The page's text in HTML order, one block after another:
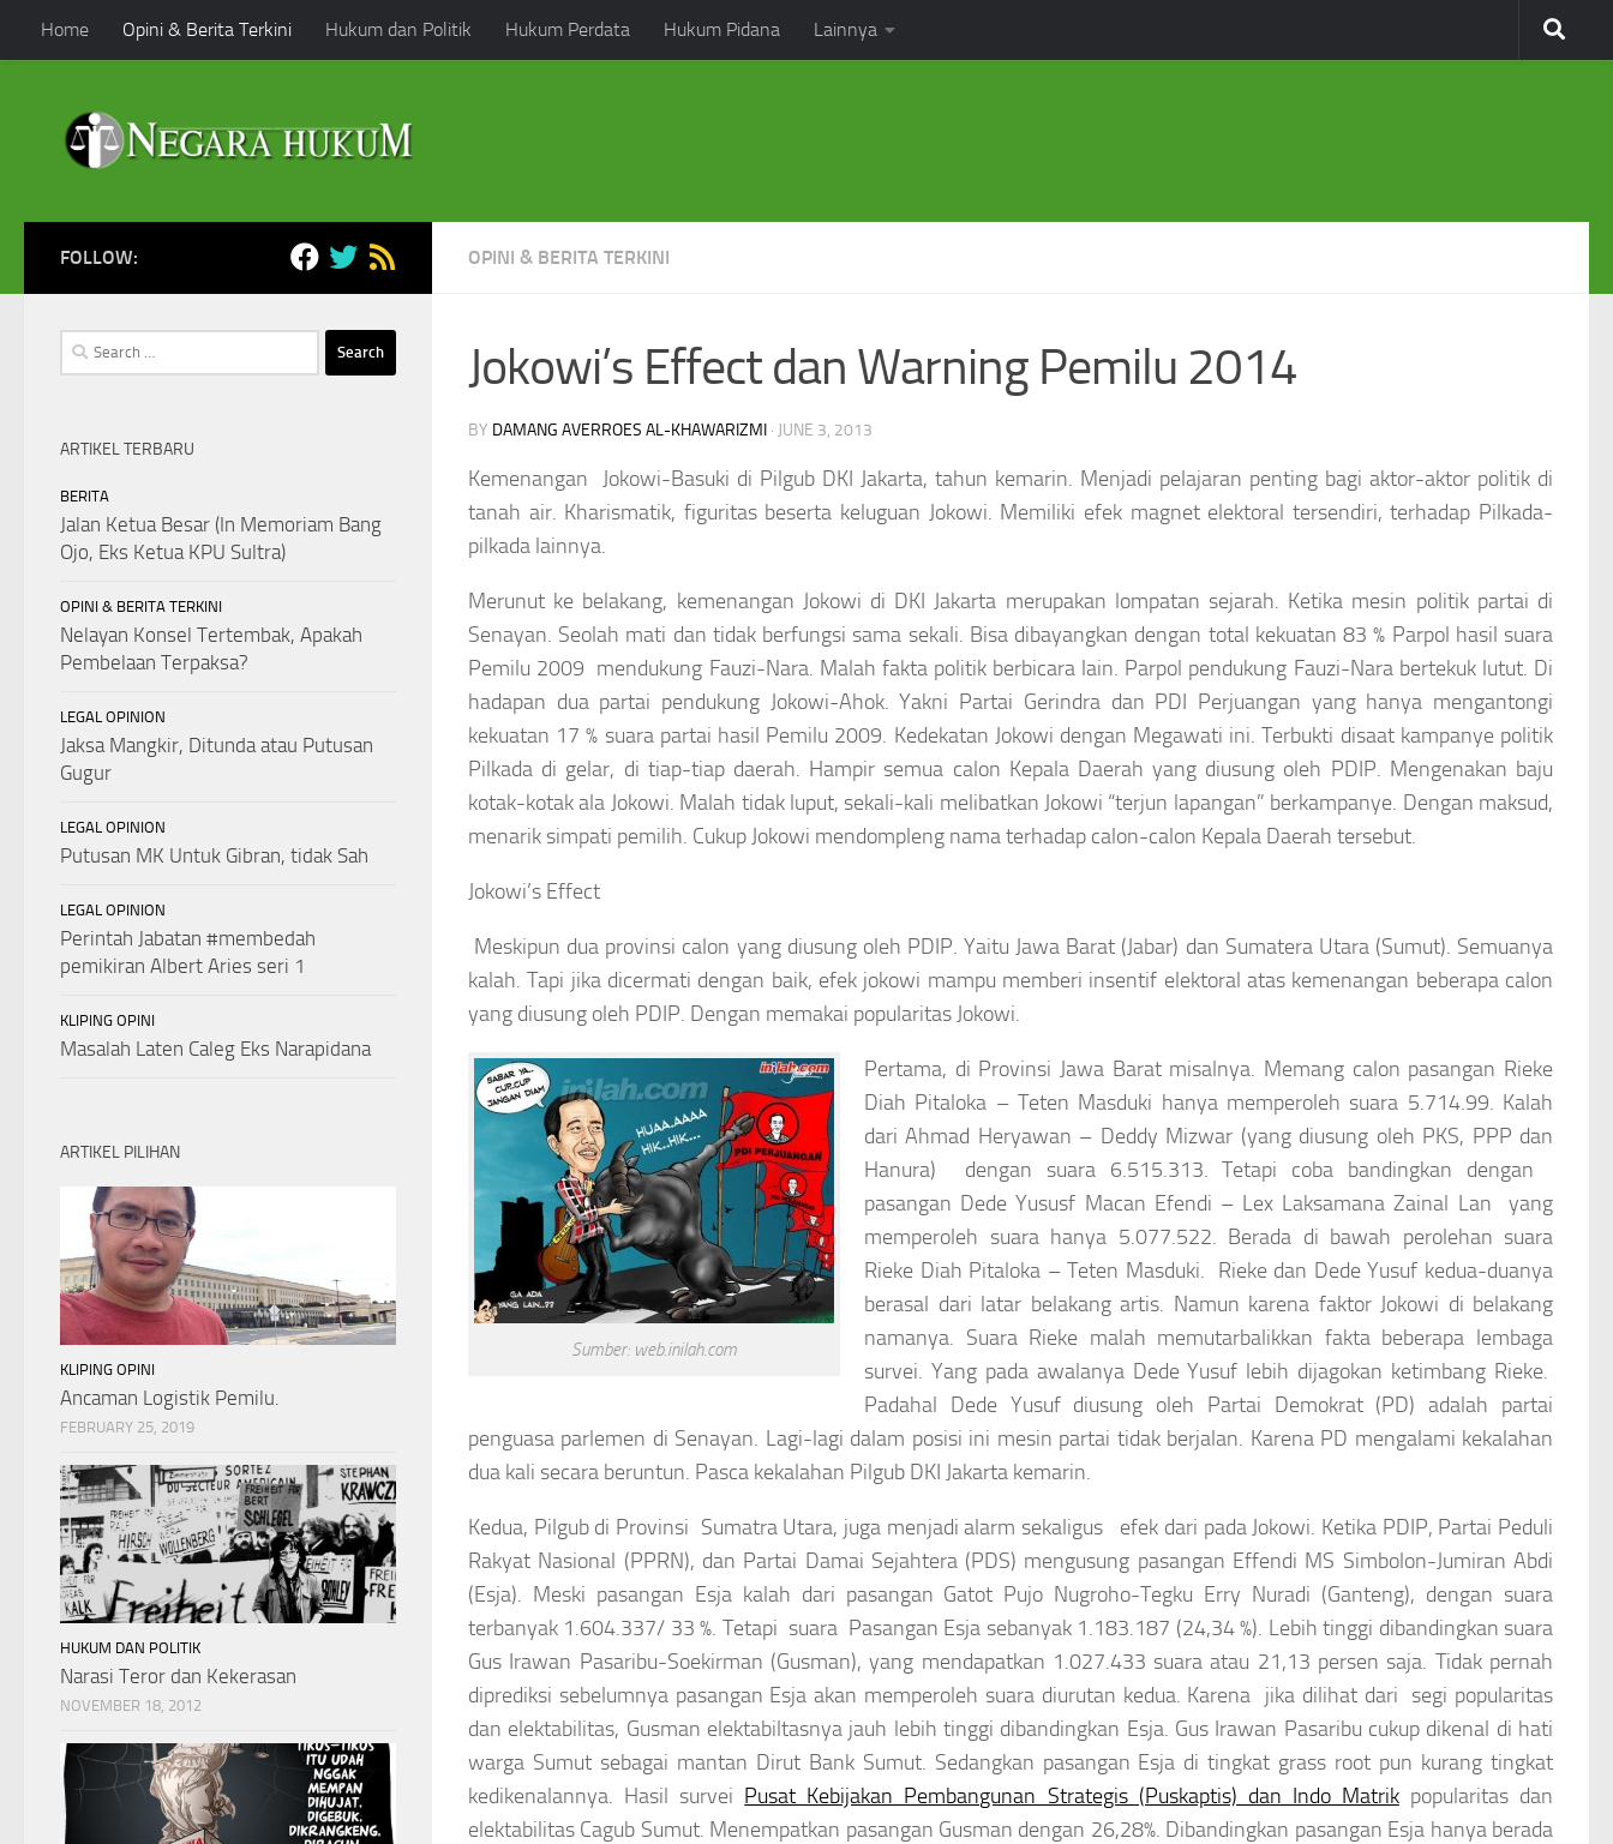
Skip to content
Home Opini & Berita Terkini Hukum dan Politik Hukum Perdata Hukum Pidana Lainnya
OPINI & BERITA TERKINI
Jokowi’s Effect dan Warning Pemilu 2014
BY DAMANG AVERROES AL-KHAWARIZMI · JUNE 3, 2013
Kemenangan Jokowi-Basuki di Pilgub DKI Jakarta, tahun kemarin. Menjadi pelajaran penting bagi aktor-aktor politik di
tanah air. Kharismatik, figuritas beserta keluguan Jokowi. Memiliki efek magnet elektoral tersendiri, terhadap Pilkada-
pilkada lainnya.
Merunut ke belakang, kemenangan Jokowi di DKI Jakarta merupakan lompatan sejarah. Ketika mesin politik partai di
Senayan. Seolah mati dan tidak berfungsi sama sekali. Bisa dibayangkan dengan total kekuatan 83 % Parpol hasil suara
Pemilu 2009 mendukung Fauzi-Nara. Malah fakta politik berbicara lain. Parpol pendukung Fauzi-Nara bertekuk lutut. Di
hadapan dua partai pendukung Jokowi-Ahok. Yakni Partai Gerindra dan PDI Perjuangan yang hanya mengantongi
kekuatan 17 % suara partai hasil Pemilu 2009. Kedekatan Jokowi dengan Megawati ini. Terbukti disaat kampanye politik
Pilkada di gelar, di tiap-tiap daerah. Hampir semua calon Kepala Daerah yang diusung oleh PDIP. Mengenakan baju
kotak-kotak ala Jokowi. Malah tidak luput, sekali-kali melibatkan Jokowi “terjun lapangan” berkampanye. Dengan maksud,
menarik simpati pemilih. Cukup Jokowi mendompleng nama terhadap calon-calon Kepala Daerah tersebut.
Jokowi’s Effect
Meskipun dua provinsi calon yang diusung oleh PDIP. Yaitu Jawa Barat (Jabar) dan Sumatera Utara (Sumut). Semuanya
kalah. Tapi jika dicermati dengan baik, efek jokowi mampu memberi insentif elektoral atas kemenangan beberapa calon
yang diusung oleh PDIP. Dengan memakai popularitas Jokowi.
Sumber: web.inilah.com
Pertama, di Provinsi Jawa Barat misalnya. Memang calon pasangan Rieke
Diah Pitaloka – Teten Masduki hanya memperoleh suara 5.714.99. Kalah
dari Ahmad Heryawan – Deddy Mizwar (yang diusung oleh PKS, PPP dan
Hanura) dengan suara 6.515.313. Tetapi coba bandingkan dengan
pasangan Dede Yususf Macan Efendi – Lex Laksamana Zainal Lan yang
memperoleh suara hanya 5.077.522. Berada di bawah perolehan suara
Rieke Diah Pitaloka – Teten Masduki. Rieke dan Dede Yusuf kedua-duanya
berasal dari latar belakang artis. Namun karena faktor Jokowi di belakang
namanya. Suara Rieke malah memutarbalikkan fakta beberapa lembaga
survei. Yang pada awalanya Dede Yusuf lebih dijagokan ketimbang Rieke.
Padahal Dede Yusuf diusung oleh Partai Demokrat (PD) adalah partai
penguasa parlemen di Senayan. Lagi-lagi dalam posisi ini mesin partai tidak berjalan. Karena PD mengalami kekalahan
dua kali secara beruntun. Pasca kekalahan Pilgub DKI Jakarta kemarin.
Kedua, Pilgub di Provinsi Sumatra Utara, juga menjadi alarm sekaligus efek dari pada Jokowi. Ketika PDIP, Partai Peduli
Rakyat Nasional (PPRN), dan Partai Damai Sejahtera (PDS) mengusung pasangan Effendi MS Simbolon-Jumiran Abdi
(Esja). Meski pasangan Esja kalah dari pasangan Gatot Pujo Nugroho-Tegku Erry Nuradi (Ganteng), dengan suara
terbanyak 1.604.337/ 33 %. Tetapi suara Pasangan Esja sebanyak 1.183.187 (24,34 %). Lebih tinggi dibandingkan suara
Gus Irawan Pasaribu-Soekirman (Gusman), yang mendapatkan 1.027.433 suara atau 21,13 persen saja. Tidak pernah
diprediksi sebelumnya pasangan Esja akan memperoleh suara diurutan kedua. Karena jika dilihat dari segi popularitas
dan elektabilitas, Gusman elektabiltasnya jauh lebih tinggi dibandingkan Esja. Gus Irawan Pasaribu cukup dikenal di hati
warga Sumut sebagai mantan Dirut Bank Sumut. Sedangkan pasangan Esja di tingkat grass root pun kurang tingkat
kedikenalannya. Hasil survei Pusat Kebijakan Pembangunan Strategis (Puskaptis) dan Indo Matrikpopularitas dan
elektabilitas Cagub Sumut. Menempatkan pasangan Gusman dengan 26,28%. Dibandingkan pasangan Esja hanya berada
FOLLOW:
Search
for:
ARTIKEL TERBARU
BERITA
Jalan Ketua Besar (In Memoriam Bang
Ojo, Eks Ketua KPU Sultra)
OPINI & BERITA TERKINI
Nelayan Konsel Tertembak, Apakah
Pembelaan Terpaksa?
LEGAL OPINION
Jaksa Mangkir, Ditunda atau Putusan
Gugur
LEGAL OPINION
Putusan MK Untuk Gibran, tidak Sah
LEGAL OPINION
Perintah Jabatan #membedah
pemikiran Albert Aries seri 1
KLIPING OPINI
Masalah Laten Caleg Eks Narapidana
ARTIKEL PILIHAN
KLIPING OPINI
Ancaman Logistik Pemilu.
FEBRUARY 25, 2019
HUKUM DAN POLITIK
Narasi Teror dan Kekerasan
NOVEMBER 18, 2012